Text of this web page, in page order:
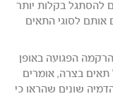
להסתגל בקלות יותר
אותם לסוגי התאים
הפגועה באופן
תאים בצרה, אומרים
שונים שהראו כי